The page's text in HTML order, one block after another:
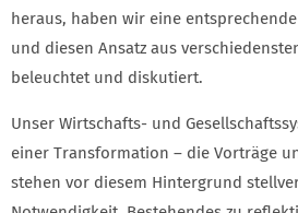
heraus, haben wir eine
und diesen Ansatz aus
beleuchtet und diskutiert.
Unser Wirtschafts- und
einer Transformation – die Vorträge
stehen vor diesem Hintergrund